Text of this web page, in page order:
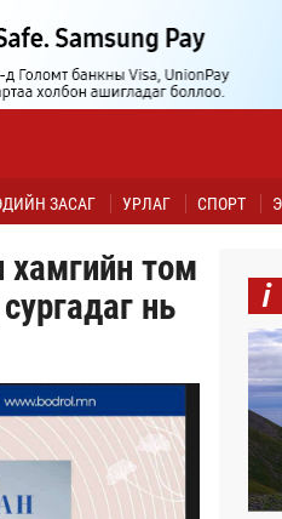
ЗАСАГ УРЛАГ СПОРТ
том
нь
i